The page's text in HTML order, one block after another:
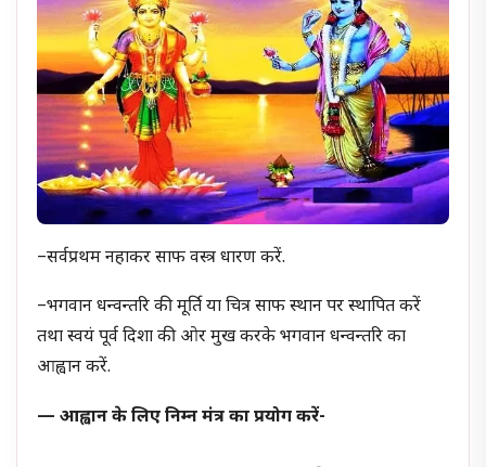
–सर्वप्रथम नहाकर साफ वस्त्र धारण करें.
–भगवान धन्वन्तरि की मूर्ति या चित्र साफ स्थान पर स्थापित करें
तथा स्वयं पूर्व दिशा की ओर मुख करके भगवान धन्वन्तरि का
आह्वान करें.
— आह्वान के लिए निम्न मंत्र का प्रयोग करें-